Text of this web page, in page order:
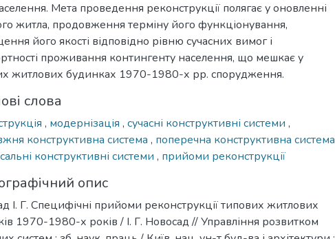
Мета проведення реконструкції полягає у оновленні
житла, продовження терміну його функціонування,
його якості відповідно рівню сучасних вимог і
проживання контингенту населення, що мешкає у
житлових будинках 1970-1980-х рр. спорудження.
слова
, модернізація , сучасні конструктивні системи ,
конструктивна система , поперечна конструктивна система
конструктивні системи , прийоми реконструкції
опис
І. Г. Специфічні прийоми реконструкції типових житлових
1970-1980-х років / І. Г. Новосад // Управління розвитком